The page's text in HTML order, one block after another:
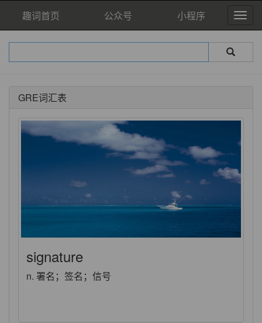
趣词首页 公众号 小程序
GRE词汇表
signature
n. 署名；签名；信号